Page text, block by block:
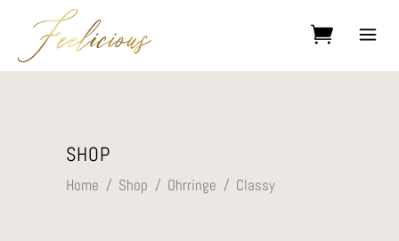
SHOP
Home / Shop / Ohrringe / Classy